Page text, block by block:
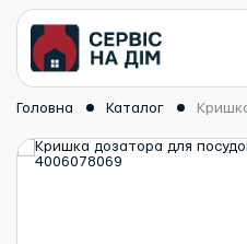
Головна Каталог